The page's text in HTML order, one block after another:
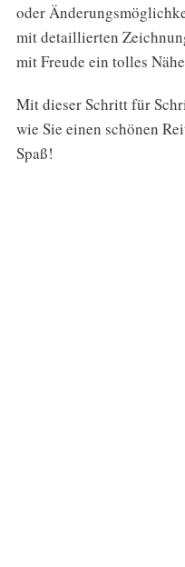
oder
mit detaillierten
mit Freude ein tolles
Mit dieser Schritt für
wie Sie einen schönen
Spaß!